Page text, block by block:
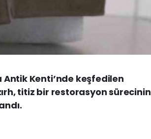
Kenti’nde keşfedilen
titiz bir restorasyon sürecinin